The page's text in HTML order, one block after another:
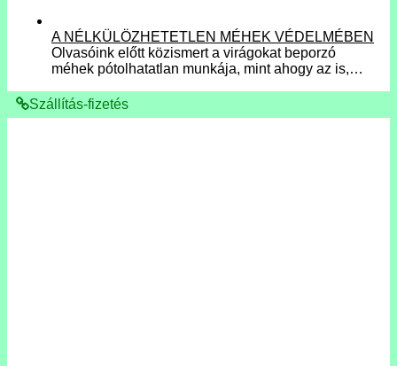
A NÉLKÜLÖZHETETLEN MÉHEK VÉDELMÉBEN
Olvasóink előtt közismert a virágokat beporzó
méhek pótolhatatlan munkája, mint ahogy az is,…
Szállítás-fizetés